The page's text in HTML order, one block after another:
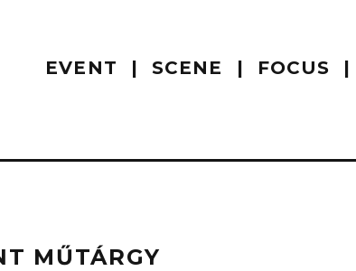
EVENT SCENE FOCUS
MŰTÁRGY